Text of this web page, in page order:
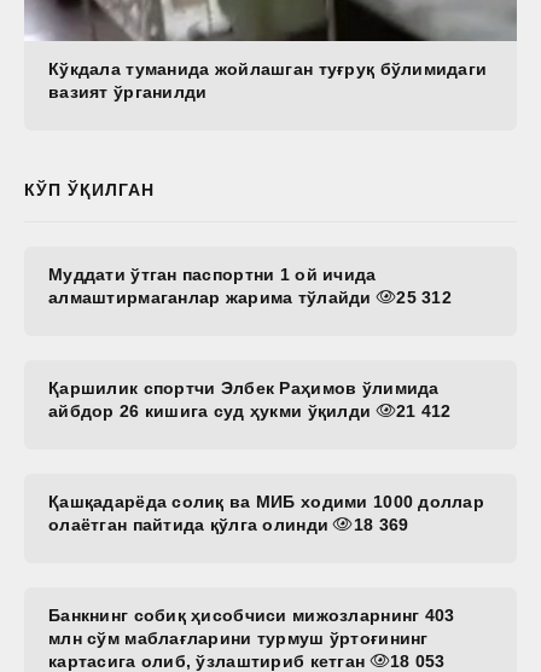
Кўкдала туманида жойлашган туғруқ бўлимидаги
вазият ўрганилди
КЎП ЎҚИЛГАН
Муддати ўтган паспортни 1 ой ичида
алмаштирмаганлар жарима тўлайди
25 312
Қаршилик спортчи Элбек Раҳимов ўлимида
айбдор 26 кишига суд ҳукми ўқилди
21 412
Қашқадарёда солиқ ва МИБ ходими 1000 доллар
олаётган пайтида қўлга олинди
18 369
Банкнинг собиқ ҳисобчиси мижозларнинг 403
млн сўм маблағларини турмуш ўртоғининг
картасига олиб, ўзлаштириб кетган
18 053